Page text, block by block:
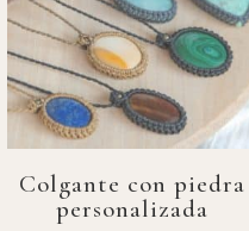
Colgante con piedra
personalizada